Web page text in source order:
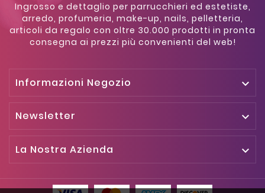
Ingrosso e dettaglio per parrucchieri ed estetiste,
arredo, profumeria, make-up, nails, pelletteria,
articoli da regalo con oltre 30.000 prodotti in pronta
consegna ai prezzi più convenienti del web!
Informazioni Negozio 
Newsletter 
La Nostra Azienda 